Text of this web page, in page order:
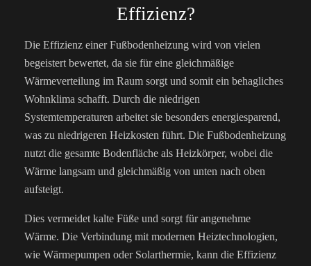
Effizienz?
Die Effizienz einer Fußbodenheizung wird von vielen
begeistert bewertet, da sie für eine gleichmäßige
Wärmeverteilung im Raum sorgt und somit ein behagliches
Wohnklima schafft. Durch die niedrigen
Systemtemperaturen arbeitet sie besonders energiesparend,
was zu niedrigeren Heizkosten führt. Die Fußbodenheizung
nutzt die gesamte Bodenfläche als Heizkörper, wobei die
Wärme langsam und gleichmäßig von unten nach oben
aufsteigt.
Dies vermeidet kalte Füße und sorgt für angenehme
Wärme. Die Verbindung mit modernen Heiztechnologien,
wie Wärmepumpen oder Solarthermie, kann die Effizienz